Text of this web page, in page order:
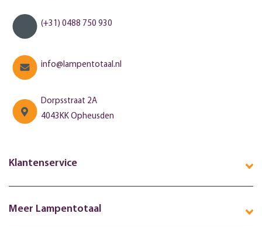
(+31) 0488 750 930
info@lampentotaal.nl
Dorpsstraat 2A
4043KK Opheusden
Klantenservice
Meer Lampentotaal